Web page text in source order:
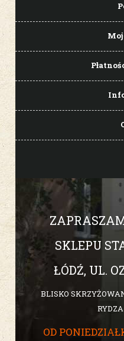
SKLEPU
ŁÓDŹ, UL.
BLISKO
OD